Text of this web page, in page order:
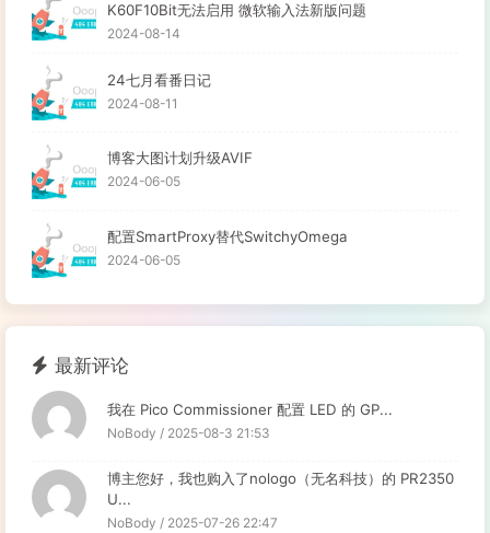
K60F10Bit无法启用 微软输入法新版问题
2024-08-14
24七月看番日记
2024-08-11
博客大图计划升级AVIF
2024-06-05
配置SmartProxy替代SwitchyOmega
2024-06-05
最新评论
我在 Pico Commissioner 配置 LED 的 GP...
NoBody / 2025-08-3 21:53
博主您好，我也购入了nologo（无名科技）的 PR2350
U...
NoBody / 2025-07-26 22:47